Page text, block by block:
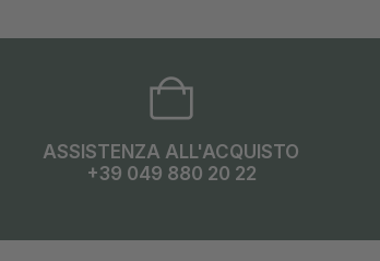
ASSISTENZA ALL'ACQUISTO
+39 049 880 20 22